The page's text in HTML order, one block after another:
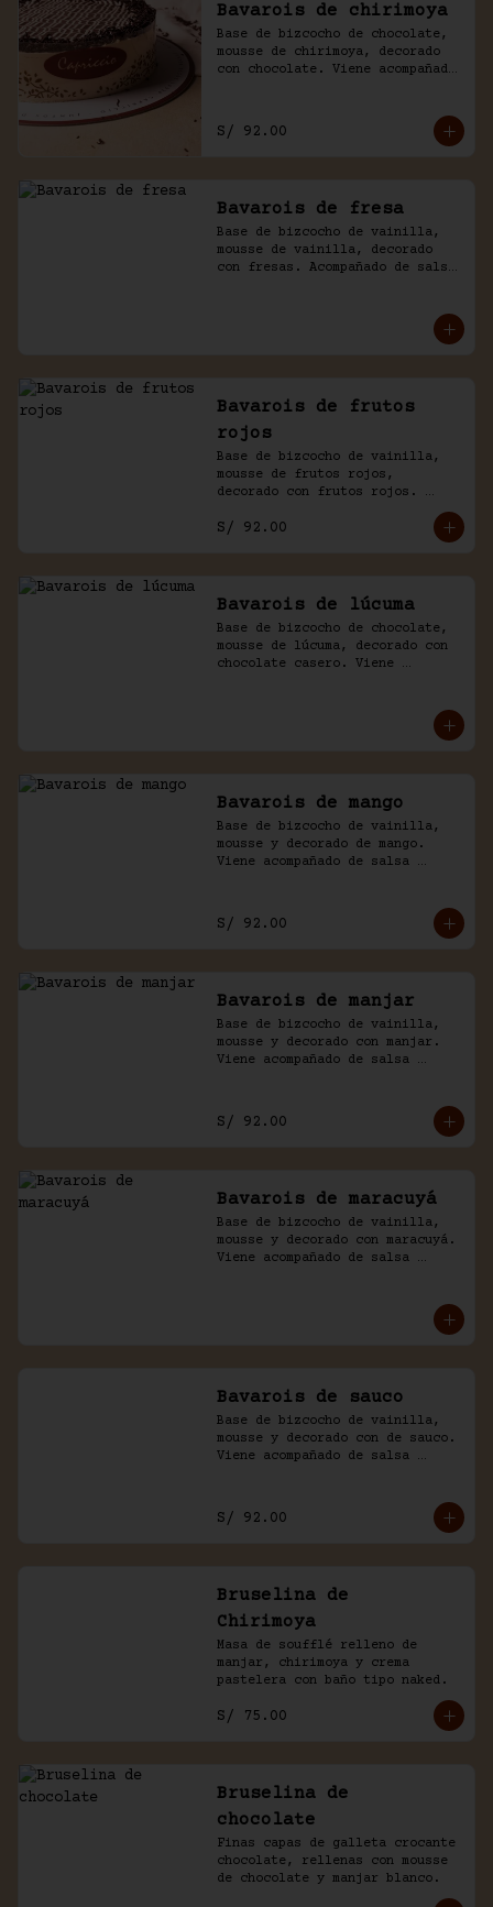
Bavarois de chirimoya
Base de bizcocho de chocolate,
mousse de chirimoya, decorado
con chocolate. Viene acompañado
S/ 92.00
Bavarois de fresa
Base de bizcocho de vainilla,
mousse de vainilla, decorado
con fresas. Acompañado de salsa
Bavarois de frutos
rojos
Base de bizcocho de vainilla,
mousse de frutos rojos,
decorado con frutos rojos.
S/ 92.00
Bavarois de lúcuma
Base de bizcocho de chocolate,
mousse de lúcuma, decorado con
chocolate casero. Viene
Bavarois de mango
Base de bizcocho de vainilla,
mousse y decorado de mango.
Viene acompañado de salsa
S/ 92.00
Bavarois de manjar
Base de bizcocho de vainilla,
mousse y decorado con manjar.
Viene acompañado de salsa
S/ 92.00
Bavarois de maracuyá
Base de bizcocho de vainilla,
mousse y decorado con maracuyá.
Viene acompañado de salsa
Bavarois de sauco
Base de bizcocho de vainilla,
mousse y decorado con de sauco.
Viene acompañado de salsa
S/ 92.00
Bruselina de
Chirimoya
Masa de soufflé relleno de
manjar, chirimoya y crema
pastelera con baño tipo naked.
S/ 75.00
Bruselina de
chocolate
Finas capas de galleta crocante
chocolate, rellenas con mousse
de chocolate y manjar blanco.